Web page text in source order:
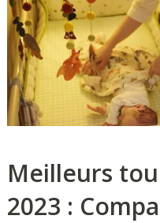
Meilleurs
2023 :